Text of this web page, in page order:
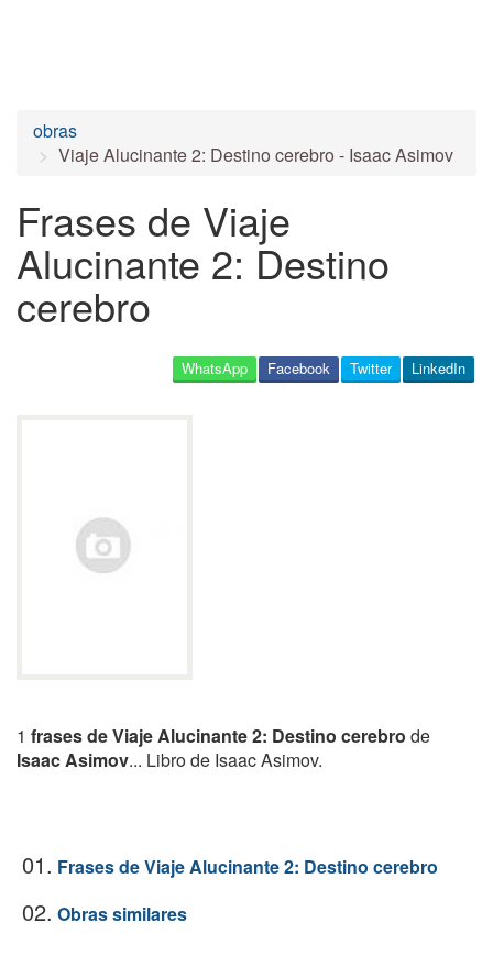
obras
Viaje Alucinante 2: Destino cerebro - Isaac Asimov
Frases de Viaje
Alucinante 2: Destino
cerebro
LinkedIn
Twitter
Facebook
WhatsApp
1 frases de Viaje Alucinante 2: Destino cerebro de
Isaac Asimov... Libro de Isaac Asimov.
01. Frases de Viaje Alucinante 2: Destino cerebro
02. Obras similares